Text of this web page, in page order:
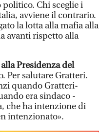
Chi sceglie i
avviene il contrario.
la lotta alla mafia alla
avanti rispetto alla
Presidenza del
Per salutare Gratteri.
quando Gratteri-
era sindaco -
che ha intenzione di
intenzionato».